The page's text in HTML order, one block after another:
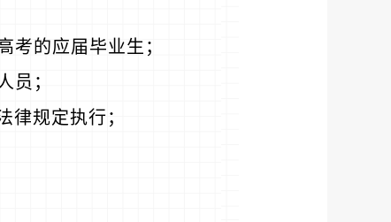
的应届毕业生；
员；
规定执行；